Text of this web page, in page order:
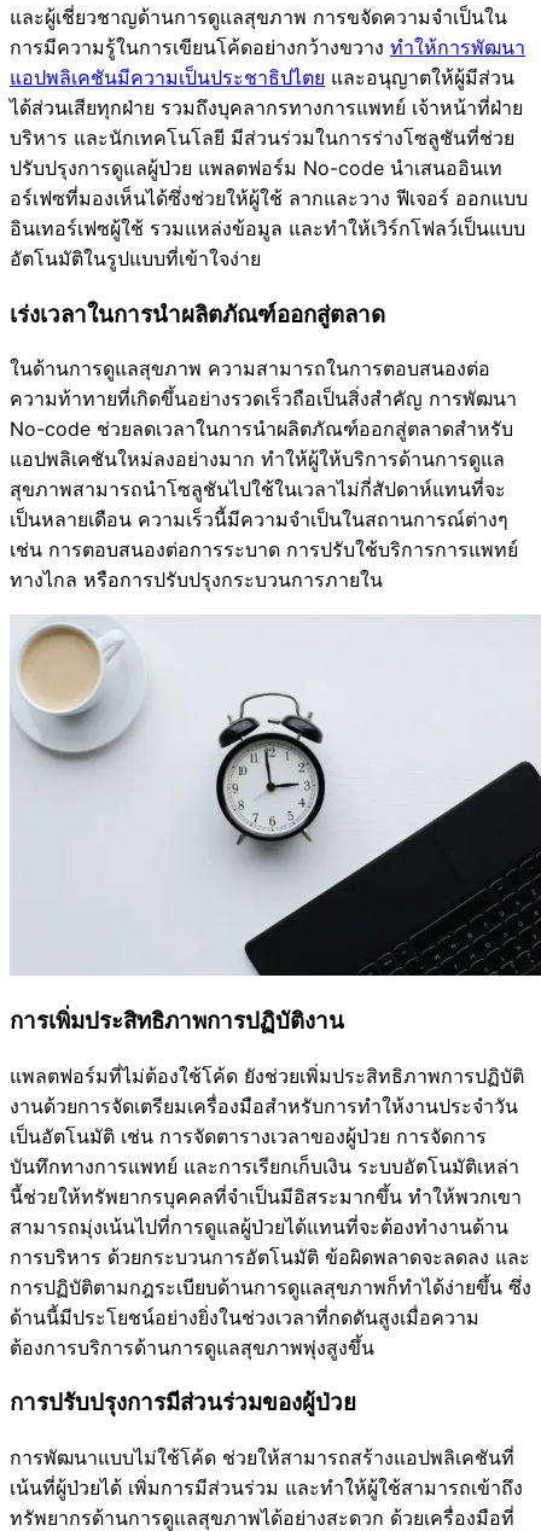
และผู้เชี่ยวชาญด้านการดูแลสุขภาพ การขจัดความจำเป็นใน
การมีความรู้ในการเขียนโค้ดอย่างกว้างขวาง ทำให้การพัฒนา
แอปพลิเคชันมีความเป็นประชาธิปไตย และอนุญาตให้ผู้มีส่วน
ได้ส่วนเสียทุกฝ่าย รวมถึงบุคลากรทางการแพทย์ เจ้าหน้าที่ฝ่าย
บริหาร และนักเทคโนโลยี มีส่วนร่วมในการร่างโซลูชันที่ช่วย
ปรับปรุงการดูแลผู้ป่วย แพลตฟอร์ม No-code นำเสนออินเท
อร์เฟซที่มองเห็นได้ซึ่งช่วยให้ผู้ใช้ ลากและวาง ฟีเจอร์ ออกแบบ
อินเทอร์เฟซผู้ใช้ รวมแหล่งข้อมูล และทำให้เวิร์กโฟลว์เป็นแบบ
อัตโนมัติในรูปแบบที่เข้าใจง่าย
เร่งเวลาในการนำผลิตภัณฑ์ออกสู่ตลาด
ในด้านการดูแลสุขภาพ ความสามารถในการตอบสนองต่อ
ความท้าทายที่เกิดขึ้นอย่างรวดเร็วถือเป็นสิ่งสำคัญ การพัฒนา
No-code ช่วยลดเวลาในการนำผลิตภัณฑ์ออกสู่ตลาดสำหรับ
แอปพลิเคชันใหม่ลงอย่างมาก ทำให้ผู้ให้บริการด้านการดูแล
สุขภาพสามารถนำโซลูชันไปใช้ในเวลาไม่กี่สัปดาห์แทนที่จะ
เป็นหลายเดือน ความเร็วนี้มีความจำเป็นในสถานการณ์ต่างๆ
เช่น การตอบสนองต่อการระบาด การปรับใช้บริการการแพทย์
ทางไกล หรือการปรับปรุงกระบวนการภายใน
การเพิ่มประสิทธิภาพการปฏิบัติงาน
แพลตฟอร์มที่ไม่ต้องใช้โค้ด ยังช่วยเพิ่มประสิทธิภาพการปฏิบัติ
งานด้วยการจัดเตรียมเครื่องมือสำหรับการทำให้งานประจำวัน
เป็นอัตโนมัติ เช่น การจัดตารางเวลาของผู้ป่วย การจัดการ
บันทึกทางการแพทย์ และการเรียกเก็บเงิน ระบบอัตโนมัติเหล่า
นี้ช่วยให้ทรัพยากรบุคคลที่จำเป็นมีอิสระมากขึ้น ทำให้พวกเขา
สามารถมุ่งเน้นไปที่การดูแลผู้ป่วยได้แทนที่จะต้องทำงานด้าน
การบริหาร ด้วยกระบวนการอัตโนมัติ ข้อผิดพลาดจะลดลง และ
การปฏิบัติตามกฎระเบียบด้านการดูแลสุขภาพก็ทำได้ง่ายขึ้น ซึ่ง
ด้านนี้มีประโยชน์อย่างยิ่งในช่วงเวลาที่กดดันสูงเมื่อความ
ต้องการบริการด้านการดูแลสุขภาพพุ่งสูงขึ้น
การปรับปรุงการมีส่วนร่วมของผู้ป่วย
การพัฒนาแบบไม่ใช้โค้ด ช่วยให้สามารถสร้างแอปพลิเคชันที่
เน้นที่ผู้ป่วยได้ เพิ่มการมีส่วนร่วม และทำให้ผู้ใช้สามารถเข้าถึง
ทรัพยากรด้านการดูแลสุขภาพได้อย่างสะดวก ด้วยเครื่องมือที่